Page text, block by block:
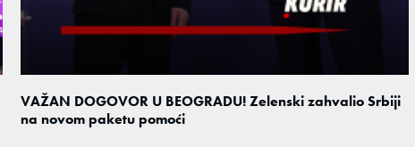
VAŽAN DOGOVOR U BEOGRADU! Zelenski zahvalio Srbiji
na novom paketu pomoći